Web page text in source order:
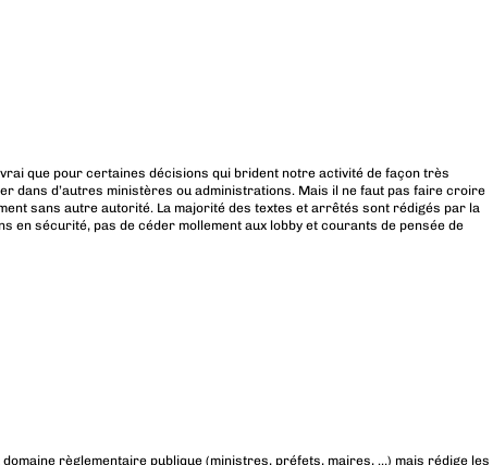
que pour certaines décisions qui brident notre activité de façon très
dans d’autres ministères ou administrations. Mais il ne faut pas faire croire
sans autre autorité. La majorité des textes et arrêtés sont rédigés par la
en sécurité, pas de céder mollement aux lobby et courants de pensée de
domaine règlementaire publique (ministres, préfets, maires, …) mais rédige les